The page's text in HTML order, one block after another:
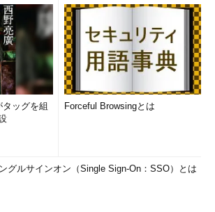
ッグを組
Forceful Browsingとは
グルサインオン（Single Sign-On：SSO）とは